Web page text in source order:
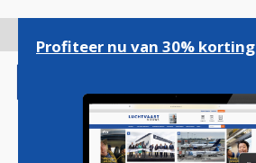
gaan
Profiteer nu van 30% korting